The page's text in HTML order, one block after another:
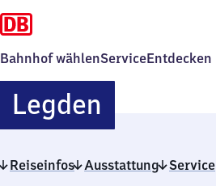
Bahnhof wählenServiceEntdecken
LegdenLegden
Reiseinfos Ausstattung Service